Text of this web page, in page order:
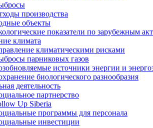
производства
объекты
показатели по зарубежным
климата
климатическими рисками
парниковых газов
источники энергии и
биологического разнообразия
деятельность
партнерство
Up Siberia
программы для персонала
инвестиции